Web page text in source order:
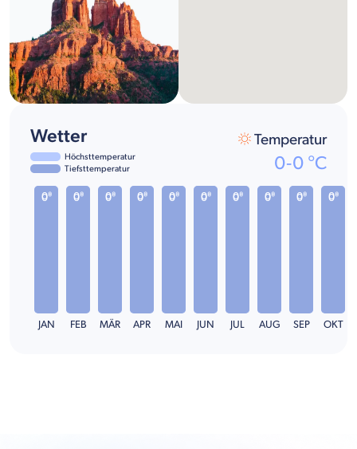
Wetter
Höchsttemperatur
Tiefsttemperatur
Temperatur
0-0 °C
0°
0°
JAN
0°
0°
FEB
0°
0°
MÄR
0°
0°
APR
0°
0°
MAI
0°
0°
JUN
0°
0°
JUL
0°
0°
AUG
0°
0°
SEP
0°
0°
OKT